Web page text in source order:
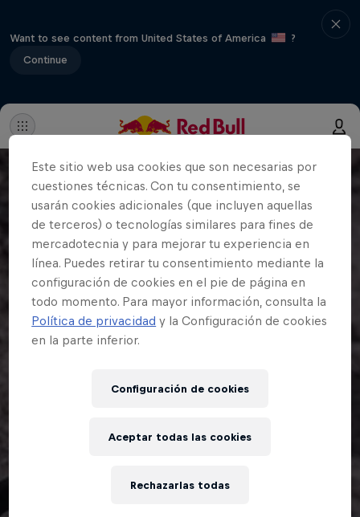
Want to see content from United States of America
?
Continue
Este sitio web usa cookies que son necesarias por
cuestiones técnicas. Con tu consentimiento, se
usarán cookies adicionales (que incluyen aquellas
de terceros) o tecnologías similares para fines de
mercadotecnia y para mejorar tu experiencia en
línea. Puedes retirar tu consentimiento mediante la
configuración de cookies en el pie de página en
todo momento. Para mayor información, consulta la
Política de privacidad y la Configuración de cookies
en la parte inferior.
Configuración de cookies
Rechazarlas todas
Aceptar todas las cookies